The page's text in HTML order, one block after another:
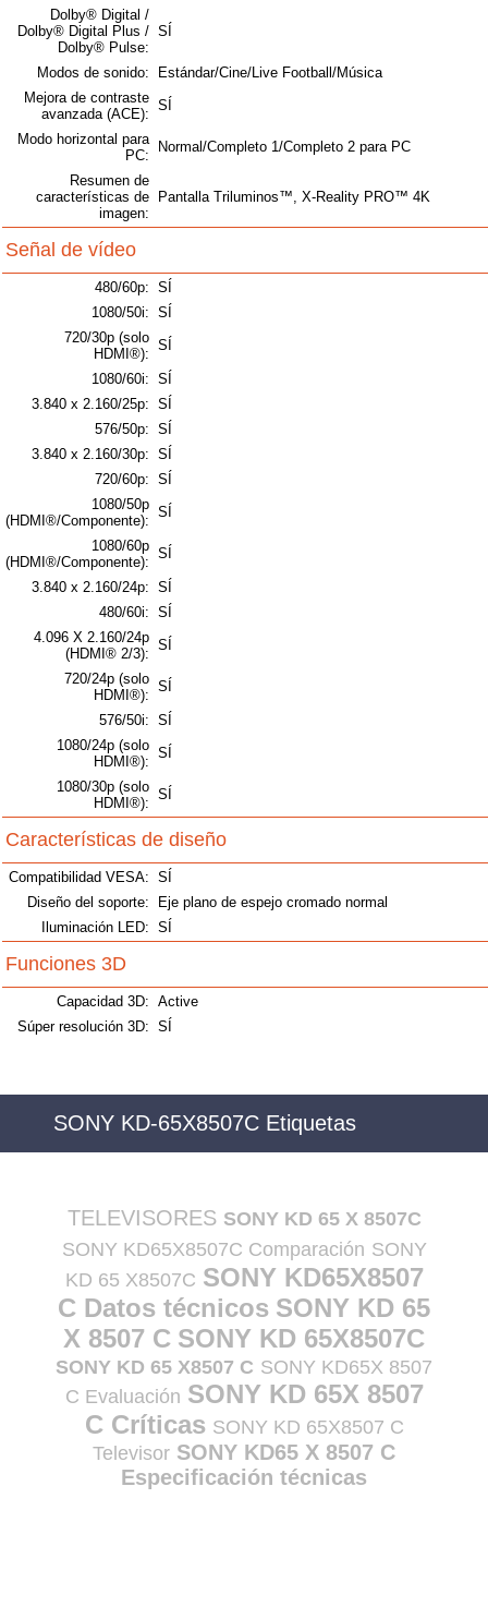
Dolby® Digital /
Dolby® Digital Plus /
Dolby® Pulse:
SÍ
Modos de sonido:
Estándar/Cine/Live Football/Música
Mejora de contraste
avanzada (ACE):
SÍ
Modo horizontal para
PC:
Normal/Completo 1/Completo 2 para PC
Resumen de
características de
imagen:
Pantalla Triluminos™, X-Reality PRO™ 4K
Señal de vídeo
480/60p: SÍ
1080/50i: SÍ
720/30p (solo
HDMI®):
SÍ
1080/60i: SÍ
3.840 x 2.160/25p: SÍ
576/50p: SÍ
3.840 x 2.160/30p: SÍ
720/60p: SÍ
1080/50p
(HDMI®/Componente):
SÍ
1080/60p
(HDMI®/Componente):
SÍ
3.840 x 2.160/24p: SÍ
480/60i: SÍ
4.096 X 2.160/24p
(HDMI® 2/3):
SÍ
720/24p (solo
HDMI®):
SÍ
576/50i: SÍ
1080/24p (solo
HDMI®):
SÍ
1080/30p (solo
HDMI®):
SÍ
Características de diseño
Compatibilidad VESA: SÍ
Diseño del soporte:
Eje plano de espejo cromado normal
Iluminación LED: SÍ
Funciones 3D
Capacidad 3D: Active
Súper resolución 3D: SÍ
SONY KD-65X8507C Etiquetas
TELEVISORES SONY KD 65 X 8507C
SONY KD65X8507C Comparación SONY
KD 65 X8507C SONY KD65X8507
C Datos técnicos SONY KD 65
X 8507 C SONY KD 65X8507C
SONY KD 65 X8507 C SONY KD65X 8507
C Evaluación SONY KD 65X 8507
C Críticas SONY KD 65X8507 C
Televisor SONY KD65 X 8507 C
Especificación técnicas